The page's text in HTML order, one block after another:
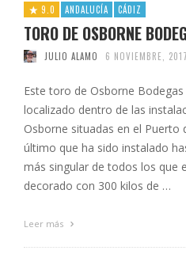
9.0 ANDALUCÍA CÁDIZ
TORO DE OSBORNE
JULIO ALAMO 6 NOVIEMBRE, 2017
Este toro de Osborne
localizado dentro de las
Osborne situadas en el Puerto
último que ha sido instalado
más singular de todos los que
decorado con 300 kilos de …
Leer más